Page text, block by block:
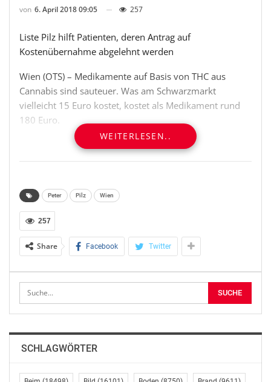
von 6. April 2018 09:05 257
Liste Pilz hilft Patienten, deren Antrag auf
Kostenübernahme abgelehnt werden
Wien (OTS) – Medikamente auf Basis von THC aus
Cannabis sind sauteuer. Was am Schwarzmarkt
vielleicht 15 Euro kostet, kostet als Medikament rund
180 Euro.
“Diese Preise entstehen, weil nur wenige Firmen ein
Oligopol bilden. Hintergrund ist die inzwischen absurde
Arzneimittelpflanze des Jahres 2018”, sagt Peter Kolba,
Der hohe Preis macht daher Cannabismedizin nur
leistbar, wenn die Kasse die Kosten übernimmt. Das ist
sich einerseits darauf, dass für die Wirksamkeit
genügend Evidenz vorliegt und andere Medikamente
bei welchen Krankheiten genügend Evidenz für eine
Wirksamkeit von Cannabis gegeben ist: gegen
WEITERLESEN..
Peter Pilz Wien
257
Share Facebook Twitter
SCHLAGWÖRTER